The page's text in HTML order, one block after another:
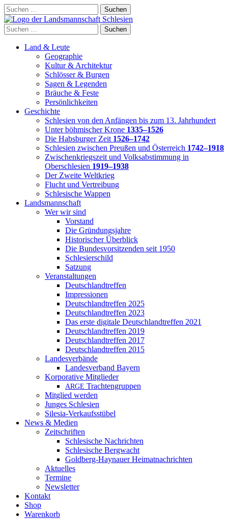
Skip
to
content
Suchen
nach:
Suchen
nach:
Land & Leute
Geographie
Kultur & Architektur
Schlösser & Burgen
Sagen & Legenden
Bräuche & Feste
Persönlichkeiten
Geschichte
Schlesien von den Anfängen bis zum 13. Jahrhundert
Unter böhmischer Krone 1335–1526
Die Habsburger Zeit 1526–1742
Schlesien zwischen Preußen und Österreich 1742–1918
Zwischenkriegszeit und Volksabstimmung in
Oberschlesien 1919–1938
Der Zweite Weltkrieg
Flucht und Vertreibung
Schlesische Wappen
Landsmannschaft
Wer wir sind
Vorstand
Die Gründungsjahre
Historischer Überblick
Die Bundesvorsitzenden seit 1950
Schlesierschild
Satzung
Veranstaltungen
Deutschlandtreffen
Impressionen
Deutschlandtreffen 2025
Deutschlandtreffen 2023
Das erste digitale Deutschlandtreffen 2021
Deutschlandtreffen 2019
Deutschlandtreffen 2017
Deutschlandtreffen 2015
Landesverbände
Landesverband Bayern
Korporative Mitglieder
ARGE Trachtengruppen
Mitglied werden
Junges Schlesien
Silesia-Verkaufsstübel
News & Medien
Zeitschriften
Schlesische Nachrichten
Schlesische Bergwacht
Goldberg-Haynauer Heimatnachrichten
Aktuelles
Termine
Newsletter
Kontakt
Shop
Warenkorb